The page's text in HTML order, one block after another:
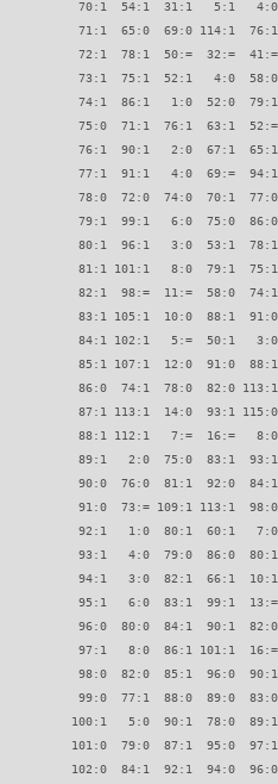
70:1  54:1  31:1   5:1   4:0
71:1  65:0  69:0 114:1  76:1
72:1  78:1  50:=  32:=
73:1  75:1  52:1   4:0  58:0
74:1  86:1   1:0  52:0
75:0  71:1  76:1  63:1
76:1  90:1   2:0  67:1  65:1
77:1  91:1   4:0  69:=  94:1
78:0  72:0  74:0  70:1
79:1  99:1   6:0  75:0  86:0
80:1  96:1   3:0  53:1
81:1 101:1   8:0  79:1  75:1
82:1  98:=  11:=  58:0
83:1 105:1  10:0  88:1  91:0
84:1 102:1   5:=  50:1
85:1 107:1  12:0  91:0
86:0  74:1  78:0  82:0 113:1
87:1 113:1  14:0  93:1
88:1 112:1   7:=  16:=   8:0
89:1   2:0  75:0  83:1  93:1
90:0  76:0  81:1  92:0  84:1
91:0  73:= 109:1 113:1  98:0
92:1   1:0  80:1  60:1
93:1   4:0  79:0  86:0  80:1
94:1   3:0  82:1  66:1
95:1   6:0  83:1  99:1  13:=
96:0  80:0  84:1  90:1
97:1   8:0  86:1 101:1
98:0  82:0  85:1  96:0  90:1
99:0  77:1  88:0  89:0  83:0
100:1   5:0  90:1  78:0
101:0  79:0  87:1  95:0  97:1
102:0  84:1  92:1  94:0